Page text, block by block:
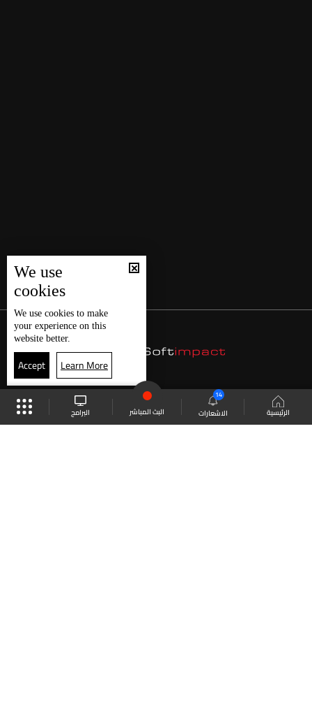
الرئيسية الاشعارات
14
البث المباشر البرامج
We use
cookies
We use cookies to make
your experience on this
website better.
Accept Learn More
موقع البرامج الجدول البث المباشر